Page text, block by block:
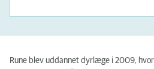
Rune blev uddannet dyrlæge i 2009,